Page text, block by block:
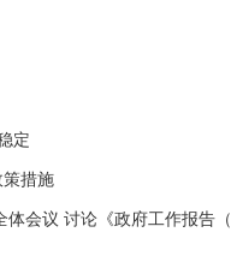
定
策措施
会议 讨论《政府工作报告